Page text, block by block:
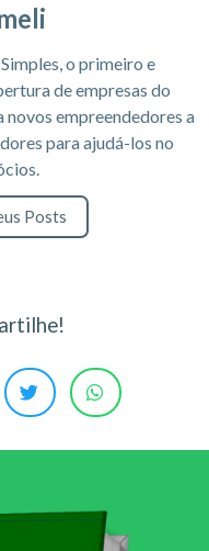
o primeiro e
de empresas do
novos empreendedores a
para ajudá-los no
Posts